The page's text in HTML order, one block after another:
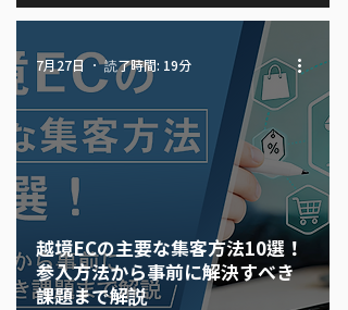
越境ECの主要な集客方法10選！
参入方法から事前に解決すべき
課題まで解説
7月27日 読了時間: 19分